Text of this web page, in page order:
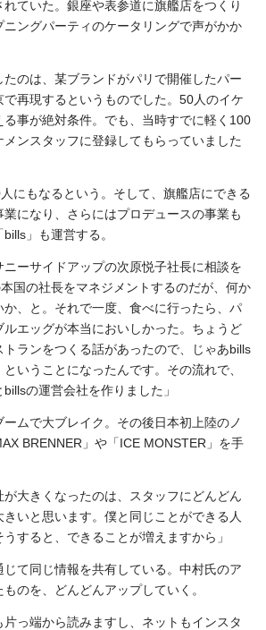
ていた。銀座や表参道に旗艦店をつくり
ングパーティのケータリングで声がかか
たのは、某ブランドがパリで開催したパー
再現するというものでした。50人のイケ
る事が絶対条件。でも、当時すでに軽く100
メンスタッフに登録してもらっていました
にもなるという。そして、旗艦店にできる
になり、さらにはプロデュースの事業も
」も運営する。
ニーサイドアップの次原悦子社長に相談を
国の社長をマネジメントするのだが、何か
、と。それで一度、食べに行ったら、パ
ルエッグが本当においしかった。ちょうど
ランをつくる話があったので、じゃあbills
いうことになったんです。その流れで、
の運営会社を作りました」
ムで大ブレイク。その後日本初上陸のノ
BRENNER」や「ICE MONSTER」を手
が大きくなったのは、スタッフにどんどん
いと思います。僕と同じことができる人
すると、できることが増えますから」
て同じ情報を共有している。中村氏のア
のを、どんどんアップしていく。
片っ端から読みますし、ネットもインスタ